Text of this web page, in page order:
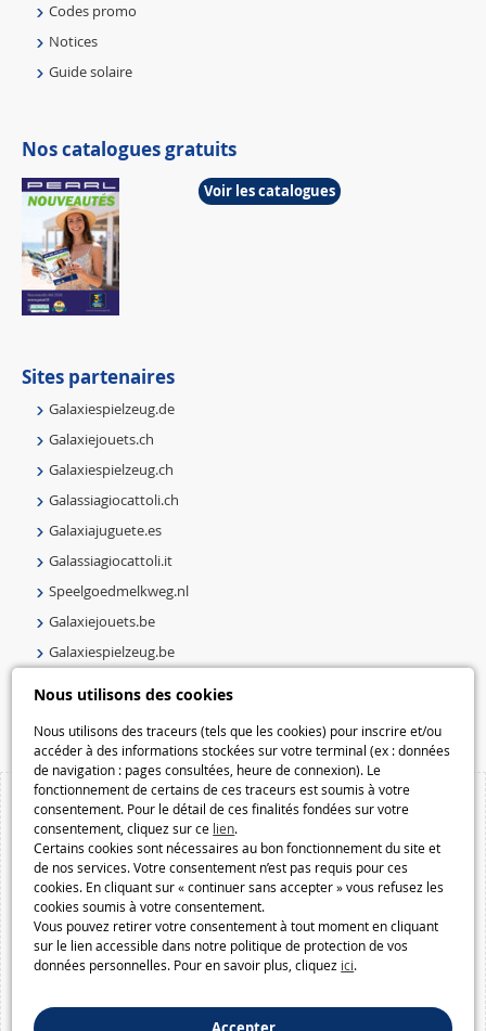
Nous utilisons des cookies
Nous utilisons des traceurs (tels que les cookies) pour inscrire et/ou
accéder à des informations stockées sur votre terminal (ex : données
de navigation : pages consultées, heure de connexion). Le
fonctionnement de certains de ces traceurs est soumis à votre
consentement. Pour le détail de ces finalités fondées sur votre
consentement, cliquez sur ce lien.
Certains cookies sont nécessaires au bon fonctionnement du site et
de nos services. Votre consentement n’est pas requis pour ces
cookies. En cliquant sur « continuer sans accepter » vous refusez les
cookies soumis à votre consentement.
Vous pouvez retirer votre consentement à tout moment en cliquant
sur le lien accessible dans notre politique de protection de vos
données personnelles. Pour en savoir plus, cliquez ici.
Codes promo
Notices
Guide solaire
Nos catalogues gratuits
Voir les catalogues
Sites partenaires
Galaxiespielzeug.de
Galaxiejouets.ch
Galaxiespielzeug.ch
Galassiagiocattoli.ch
Galaxiajuguete.es
Galassiagiocattoli.it
Speelgoedmelkweg.nl
Galaxiejouets.be
Galaxiespielzeug.be